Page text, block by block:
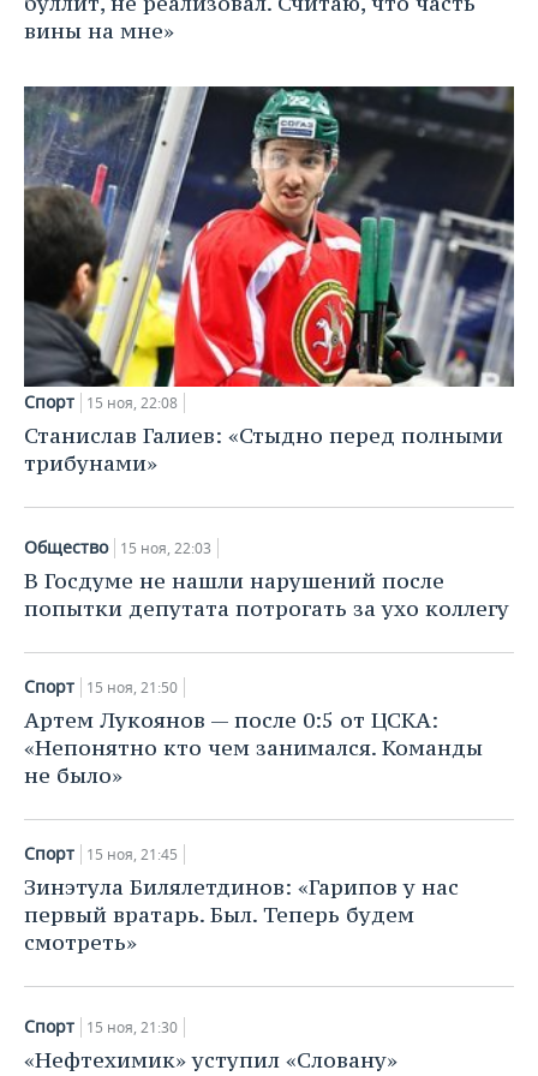
вины на мне»
Спорт 15 ноя, 22:08
Станислав Галиев: «Стыдно перед полными
трибунами»
Общество 15 ноя, 22:03
В Госдуме не нашли нарушений после
попытки депутата потрогать за ухо коллегу
Спорт 15 ноя, 21:50
Артем Лукоянов — после 0:5 от ЦСКА:
«Непонятно кто чем занимался. Команды
не было»
Спорт 15 ноя, 21:45
Зинэтула Билялетдинов: «Гарипов у нас
первый вратарь. Был. Теперь будем
смотреть»
Спорт 15 ноя, 21:30
«Нефтехимик» уступил «Словану»